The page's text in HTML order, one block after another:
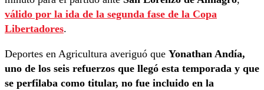
válido por la ida de la segunda fase de la Copa
Libertadores.
Deportes en Agricultura averiguó que Yonathan Andía,
uno de los seis refuerzos que llegó esta temporada y que
se perfilaba como titular, no fue incluido en la